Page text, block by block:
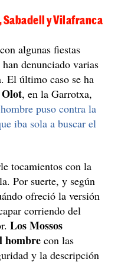
y Vilafranca
algunas fiestas
denunciado varias
El último caso se ha
Olot, en la Garrotxa,
puso contra la
iba sola a buscar el
tocamientos con la
Por suerte, y según
ofreció la versión
corriendo del
Los Mossos
hombre con las
y la descripción